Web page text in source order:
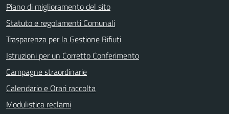
Piano di miglioramento del sito
Statuto e regolamenti Comunali
Trasparenza per la Gestione Rifiuti
Istruzioni per un Corretto Conferimento
Campagne straordinarie
Calendario e Orari raccolta
Modulistica reclami